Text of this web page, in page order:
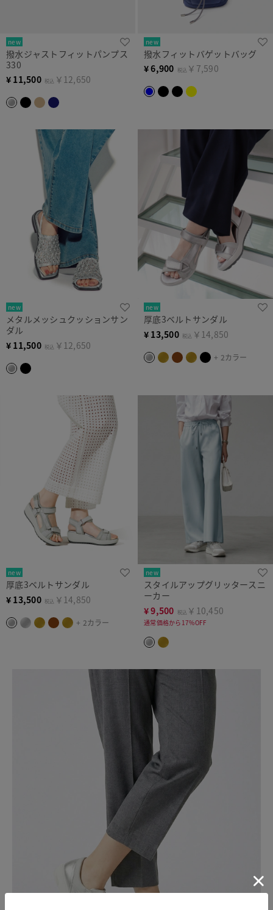
new
撥水ジャストフィットパンプス
330
¥ 11,500 税込 ￥12,650
new
撥水フィットバゲットバッグ
¥6,900 税込 ￥7,590
new
メタルメッシュクッションサン
ダル
¥ 11,500 税込 ￥12,650
new
厚底3ベルトサンダル
¥ 13,500 税込 ￥14,850
+ 2カラー
new
厚底3ベルトサンダル
¥ 13,500 税込 ￥14,850
+ 2カラー
new
スタイルアップグリッタースニ
ーカー
¥9,500 税込 ￥10,450
通常価格から17%OFF